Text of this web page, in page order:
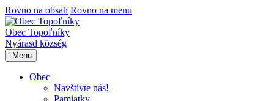
Rovno na obsah Rovno na menu
Obec Topoľníky
Nyárasd község
Menu
Obec
Navštívte nás!
Pamiatky